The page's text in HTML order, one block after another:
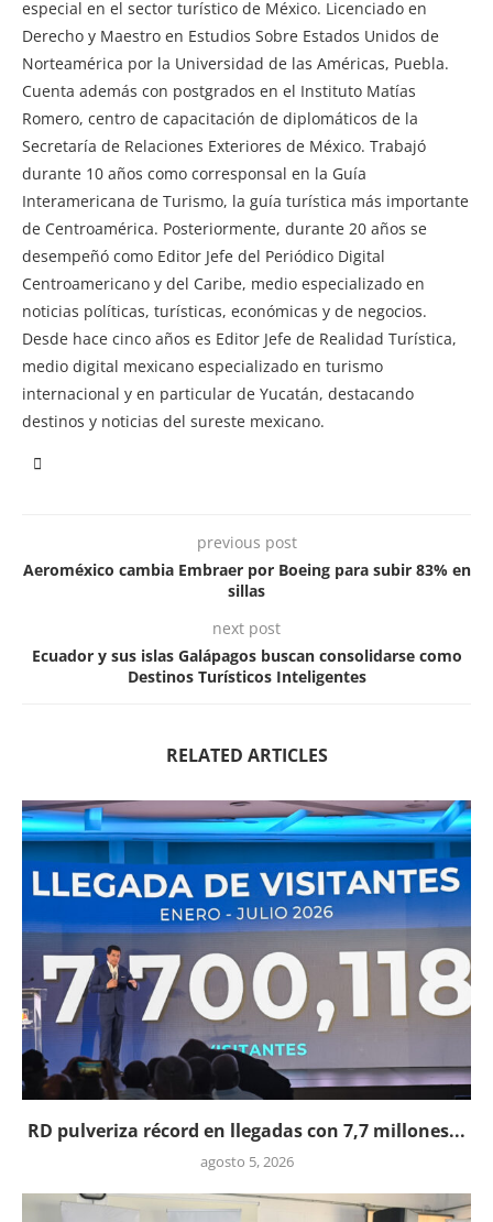
especial en el sector turístico de México. Licenciado en
Derecho y Maestro en Estudios Sobre Estados Unidos de
Norteamérica por la Universidad de las Américas, Puebla.
Cuenta además con postgrados en el Instituto Matías
Romero, centro de capacitación de diplomáticos de la
Secretaría de Relaciones Exteriores de México. Trabajó
durante 10 años como corresponsal en la Guía
Interamericana de Turismo, la guía turística más importante
de Centroamérica. Posteriormente, durante 20 años se
desempeñó como Editor Jefe del Periódico Digital
Centroamericano y del Caribe, medio especializado en
noticias políticas, turísticas, económicas y de negocios.
Desde hace cinco años es Editor Jefe de Realidad Turística,
medio digital mexicano especializado en turismo
internacional y en particular de Yucatán, destacando
destinos y noticias del sureste mexicano.
previous post
Aeroméxico cambia Embraer por Boeing para subir 83% en
sillas
next post
Ecuador y sus islas Galápagos buscan consolidarse como
Destinos Turísticos Inteligentes
RELATED ARTICLES
RD pulveriza récord en llegadas con 7,7 millones...
agosto 5, 2026